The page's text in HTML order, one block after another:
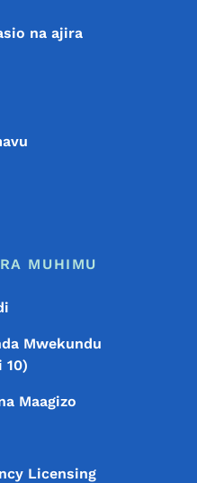
na ajira
MUHIMU
Mwekundu
10)
Maagizo
Licensing